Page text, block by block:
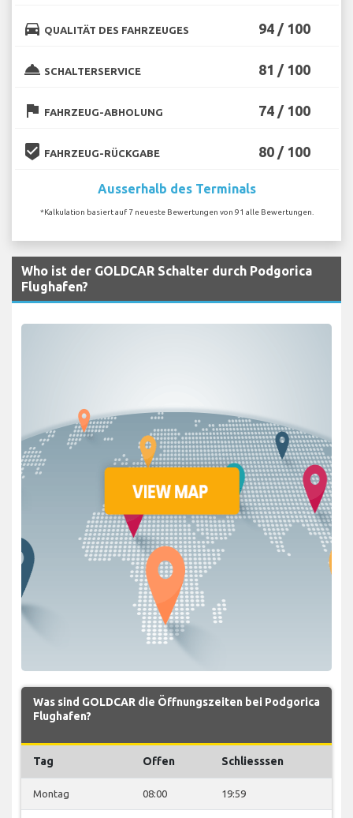
directions_car QUALITÄT DES FAHRZEUGES 94 / 100
room_service SCHALTERSERVICE 81 / 100
flag FAHRZEUG-ABHOLUNG 74 / 100
beenhere FAHRZEUG-RÜCKGABE 80 / 100
Ausserhalb des Terminals
*Kalkulation basiert auf 7 neueste Bewertungen von 91 alle Bewertungen.
Who ist der GOLDCAR Schalter durch Podgorica
Flughafen?
Was sind GOLDCAR die Öffnungszeiten bei Podgorica
Flughafen?
Tag Offen Schliesssen
Montag 08:00 19:59